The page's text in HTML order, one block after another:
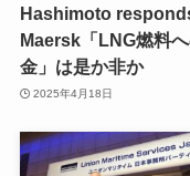
Hashimoto
Maersk「LNG燃料
金」は是か非か
2025年4月18日